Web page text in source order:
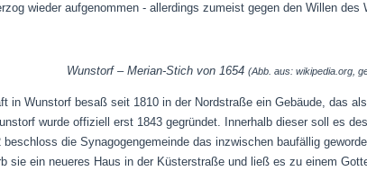
wieder aufgenommen - allerdings zumeist gegen den Willen des
Wunstorf – Merian-Stich von 1654 (Abb. aus: wikipedia.org,
in Wunstorf besaß seit 1810 in der Nordstraße ein Gebäude, das
wurde offiziell erst 1843 gegründet. Innerhalb dieser soll es
die Synagogengemeinde das inzwischen baufällig
sie ein neueres Haus in der Küsterstraße und ließ es zu einem